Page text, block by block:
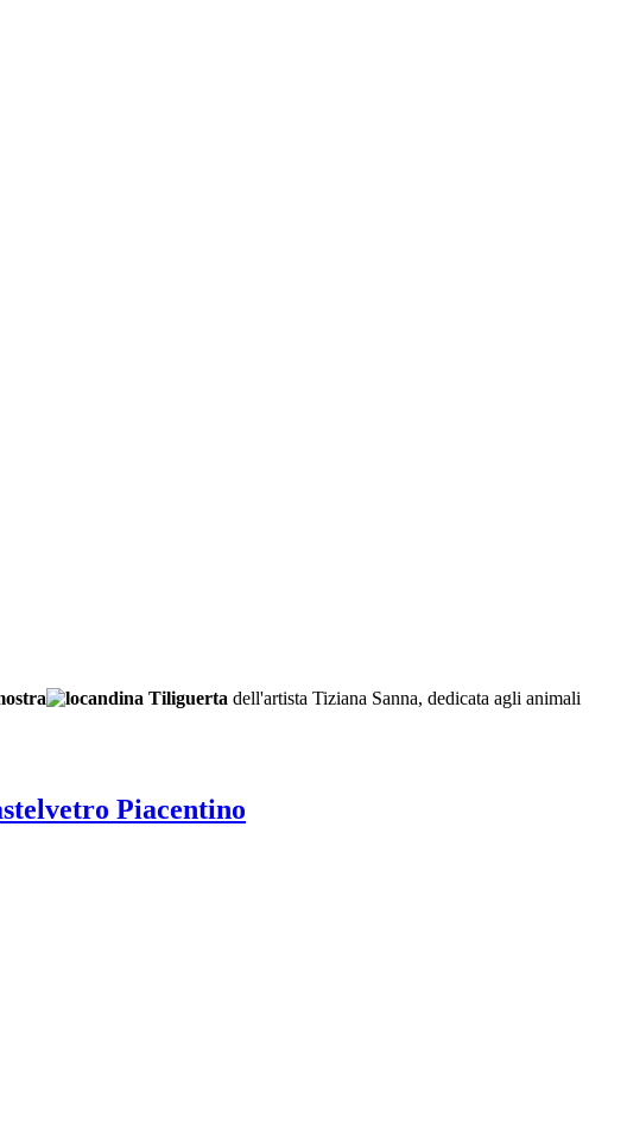
Tiliguerta dell'artista Tiziana Sanna, dedicata agli animali
Piacentino